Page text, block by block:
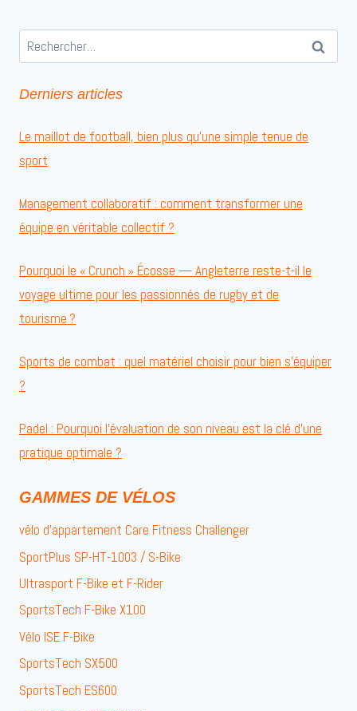
Rechercher :
Derniers articles
Le maillot de football, bien plus qu’une simple tenue de
sport
Management collaboratif : comment transformer une
équipe en véritable collectif ?
Pourquoi le « Crunch » Écosse — Angleterre reste-t-il le
voyage ultime pour les passionnés de rugby et de
tourisme ?
Sports de combat : quel matériel choisir pour bien s’équiper
?
Padel : Pourquoi l’évaluation de son niveau est la clé d’une
pratique optimale ?
GAMMES DE VÉLOS
vélo d’appartement Care Fitness Challenger
SportPlus SP-HT-1003 / S-Bike
Ultrasport F-Bike et F-Rider
SportsTech F-Bike X100
Vélo ISE F-Bike
SportsTech SX500
SportsTech ES600